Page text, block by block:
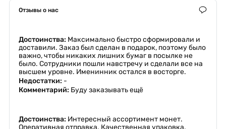
Отзывы о нас
Достоинства: Максимально быстро сформировали и
доставили. Заказ был сделан в подарок, поэтому было
важно, чтобы никаких лишних бумаг в посылке не
было. Сотрудники пошли навстречу и сделали все на
высшем уровне. Именинник остался в восторге.
Недостатки: -
Комментарий: Буду заказывать ещё
Достоинства: Интересный ассортимент монет.